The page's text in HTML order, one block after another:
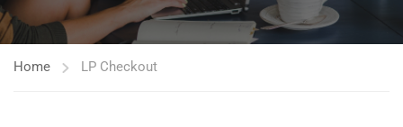
Home LP Checkout